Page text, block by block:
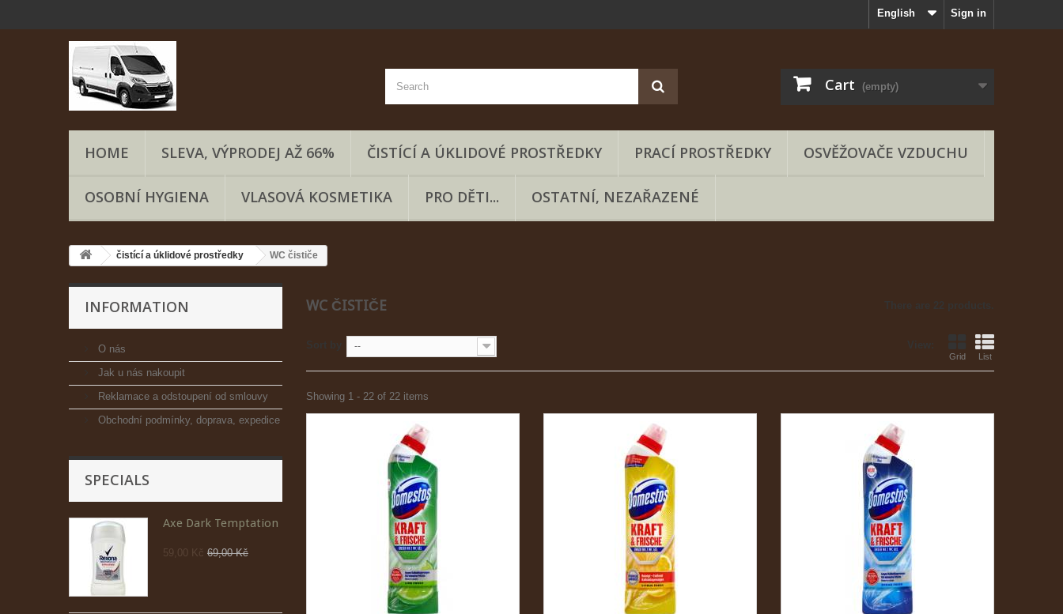
Sign in
English
Cart (empty)
HOME SLEVA, VÝPRODEJ AŽ 66% ČISTÍCÍ A ÚKLIDOVÉ PROSTŘEDKY PRACÍ PROSTŘEDKY OSVĚŽOVAČE VZDUCHU
OSOBNÍ HYGIENA VLASOVÁ KOSMETIKA PRO DĚTI... OSTATNÍ, NEZAŘAZENÉ
čistící a úklidové prostředky WC čističe
INFORMATION
O nás
Jak u nás nakoupit
Reklamace a odstoupení od smlouvy
Obchodní podmínky, doprava, expedice
SPECIALS
Axe Dark Temptation
59,00 Kč 69,00 Kč
WC ČISTIČE
View:
Grid List
Sort by --
Showing 1 - 22 of 22 items